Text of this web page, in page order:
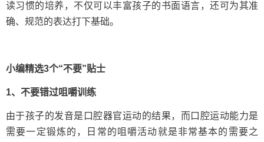
读习惯的培养，不仅可以丰富孩子的书面语言，还可为其准
确、规范的表达打下基础。
小编精选3个“不要”贴士
1、不要错过咀嚼训练
由于孩子的发音是口腔器官运动的结果，而口腔运动能力是
需要一定锻炼的，日常的咀嚼活动就是非常基本的需要之